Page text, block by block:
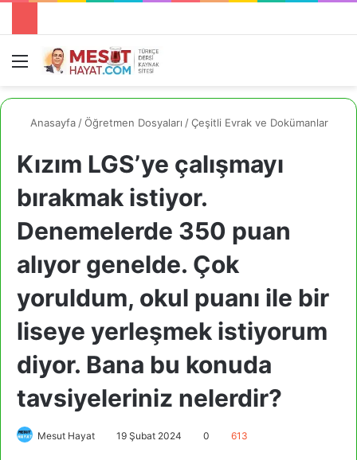
Menü
Anasayfa /Öğretmen Dosyaları /Çeşitli Evrak ve Dokümanlar
Kızım LGS’ye çalışmayı
bırakmak istiyor.
Denemelerde 350 puan
alıyor genelde. Çok
yoruldum, okul puanı ile bir
liseye yerleşmek istiyorum
diyor. Bana bu konuda
tavsiyeleriniz nelerdir?
Mesut Hayat 19 Şubat 2024 0 613